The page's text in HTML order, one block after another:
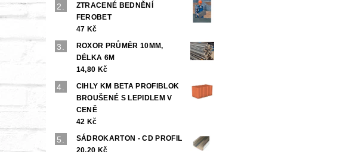
ZTRACENÉ BEDNĚNÍ
FEROBET
47 Kč
ROXOR PRŮMĚR 10MM,
DÉLKA 6M
14,80 Kč
CIHLY KM BETA PROFIBLOK
BROUŠENÉ S LEPIDLEM V
CENĚ
42 Kč
SÁDROKARTON - CD PROFIL